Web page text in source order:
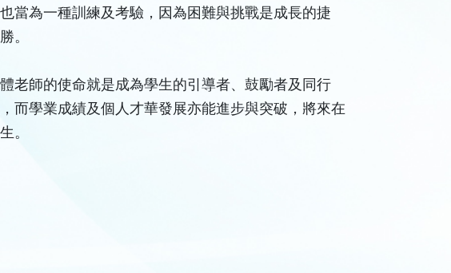
當為一種訓練及考驗，因為困難與挑戰是成長的捷
。
老師的使命就是成為學生的引導者、鼓勵者及同行
而學業成績及個人才華發展亦能進步與突破，將來在
。